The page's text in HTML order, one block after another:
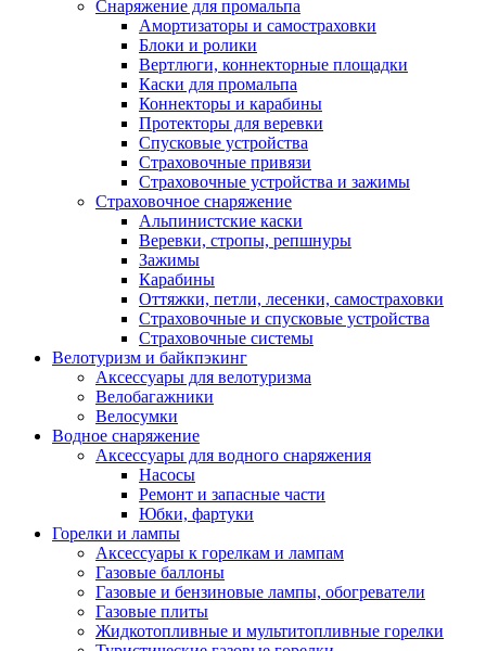
Снаряжение для промальпа
Амортизаторы и самостраховки
Блоки и ролики
Вертлюги, коннекторные площадки
Каски для промальпа
Коннекторы и карабины
Протекторы для веревки
Спусковые устройства
Страховочные привязи
Страховочные устройства и зажимы
Страховочное снаряжение
Альпинистские каски
Веревки, стропы, репшнуры
Зажимы
Карабины
Оттяжки, петли, лесенки, самостраховки
Страховочные и спусковые устройства
Страховочные системы
Велотуризм и байкпэкинг
Аксессуары для велотуризма
Велобагажники
Велосумки
Водное снаряжение
Аксессуары для водного снаряжения
Насосы
Ремонт и запасные части
Юбки, фартуки
Горелки и лампы
Аксессуары к горелкам и лампам
Газовые баллоны
Газовые и бензиновые лампы, обогреватели
Газовые плиты
Жидкотопливные и мультитопливные горелки